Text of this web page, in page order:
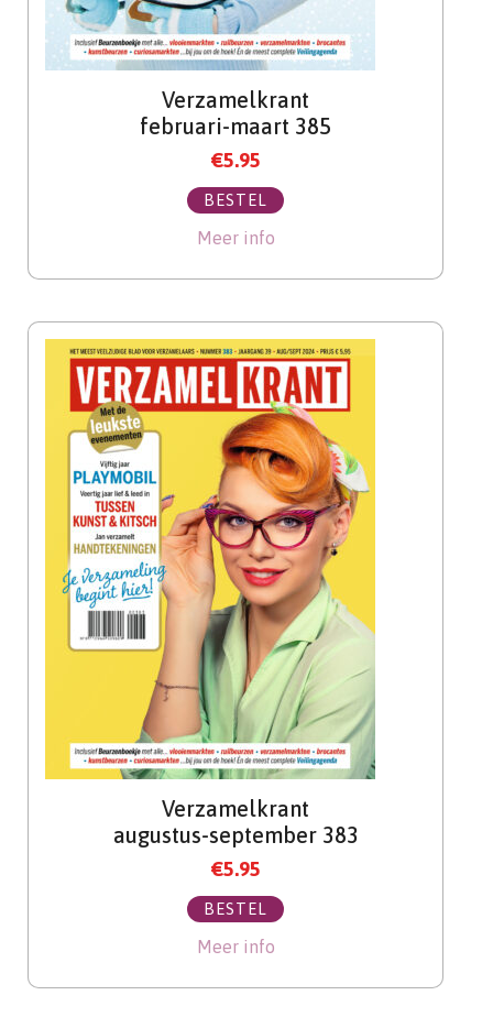
Verzamelkrant
februari-maart 385
€5.95
BESTEL
Meer info
Verzamelkrant
augustus-september 383
€5.95
BESTEL
Meer info